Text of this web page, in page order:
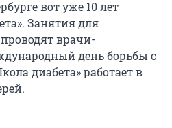
вот уже 10 лет
Занятия для
врачи-
день борьбы с
диабета» работает в